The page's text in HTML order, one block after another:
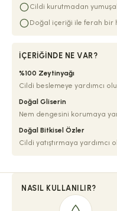
Cildi kurutmadan
Doğal içeriği ile ferah bir
İÇERIĞINDE NE VAR?
%100 Zeytinyağı
Cildi beslemeye yardımcı
Doğal Gliserin
Nem dengesini korumaya
Doğal Bitkisel Özler
Cildi yatıştırmaya yardımcı
NASIL KULLANILIR?